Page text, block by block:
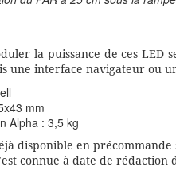
la puissance de ces
une interface navigateur ou
mm
Alpha : 3,5 kg
disponible en
connue à date de rédaction